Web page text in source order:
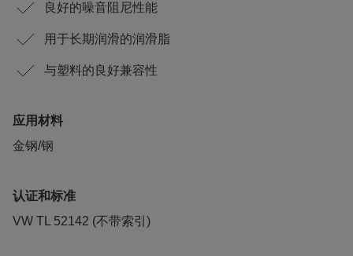
良好的噪音阻尼性能
用于长期润滑的润滑脂
与塑料的良好兼容性
应用材料
金钢/钢
认证和标准
VW TL 52142 (不带索引)